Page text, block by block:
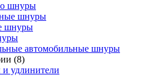
шнуры
шнуры
шнуры
автомобильные шнуры
(8)
удлинители